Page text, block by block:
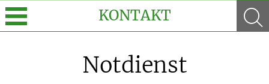
KONTAKT
Notdienst